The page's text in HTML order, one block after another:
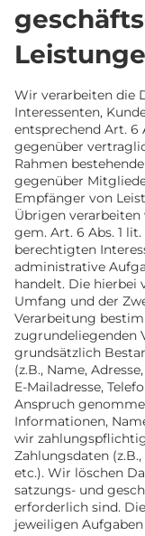
Wir verarbeiten die
Interessenten,
entsprechend Art. 6
gegenüber
Rahmen
gegenüber
Empfänger von
Übrigen
gem. Art. 6 Abs. 1
berechtigten
administrative
handelt. Die hierbei
Umfang und der
Verarbeitung
zugrundeliegenden
grundsätzlich
(z.B., Name,
E-Mailadresse,
Anspruch
Informationen,
wir
Zahlungsdaten
etc.). Wir löschen
satzungs- und
erforderlich sind.
jeweiligen